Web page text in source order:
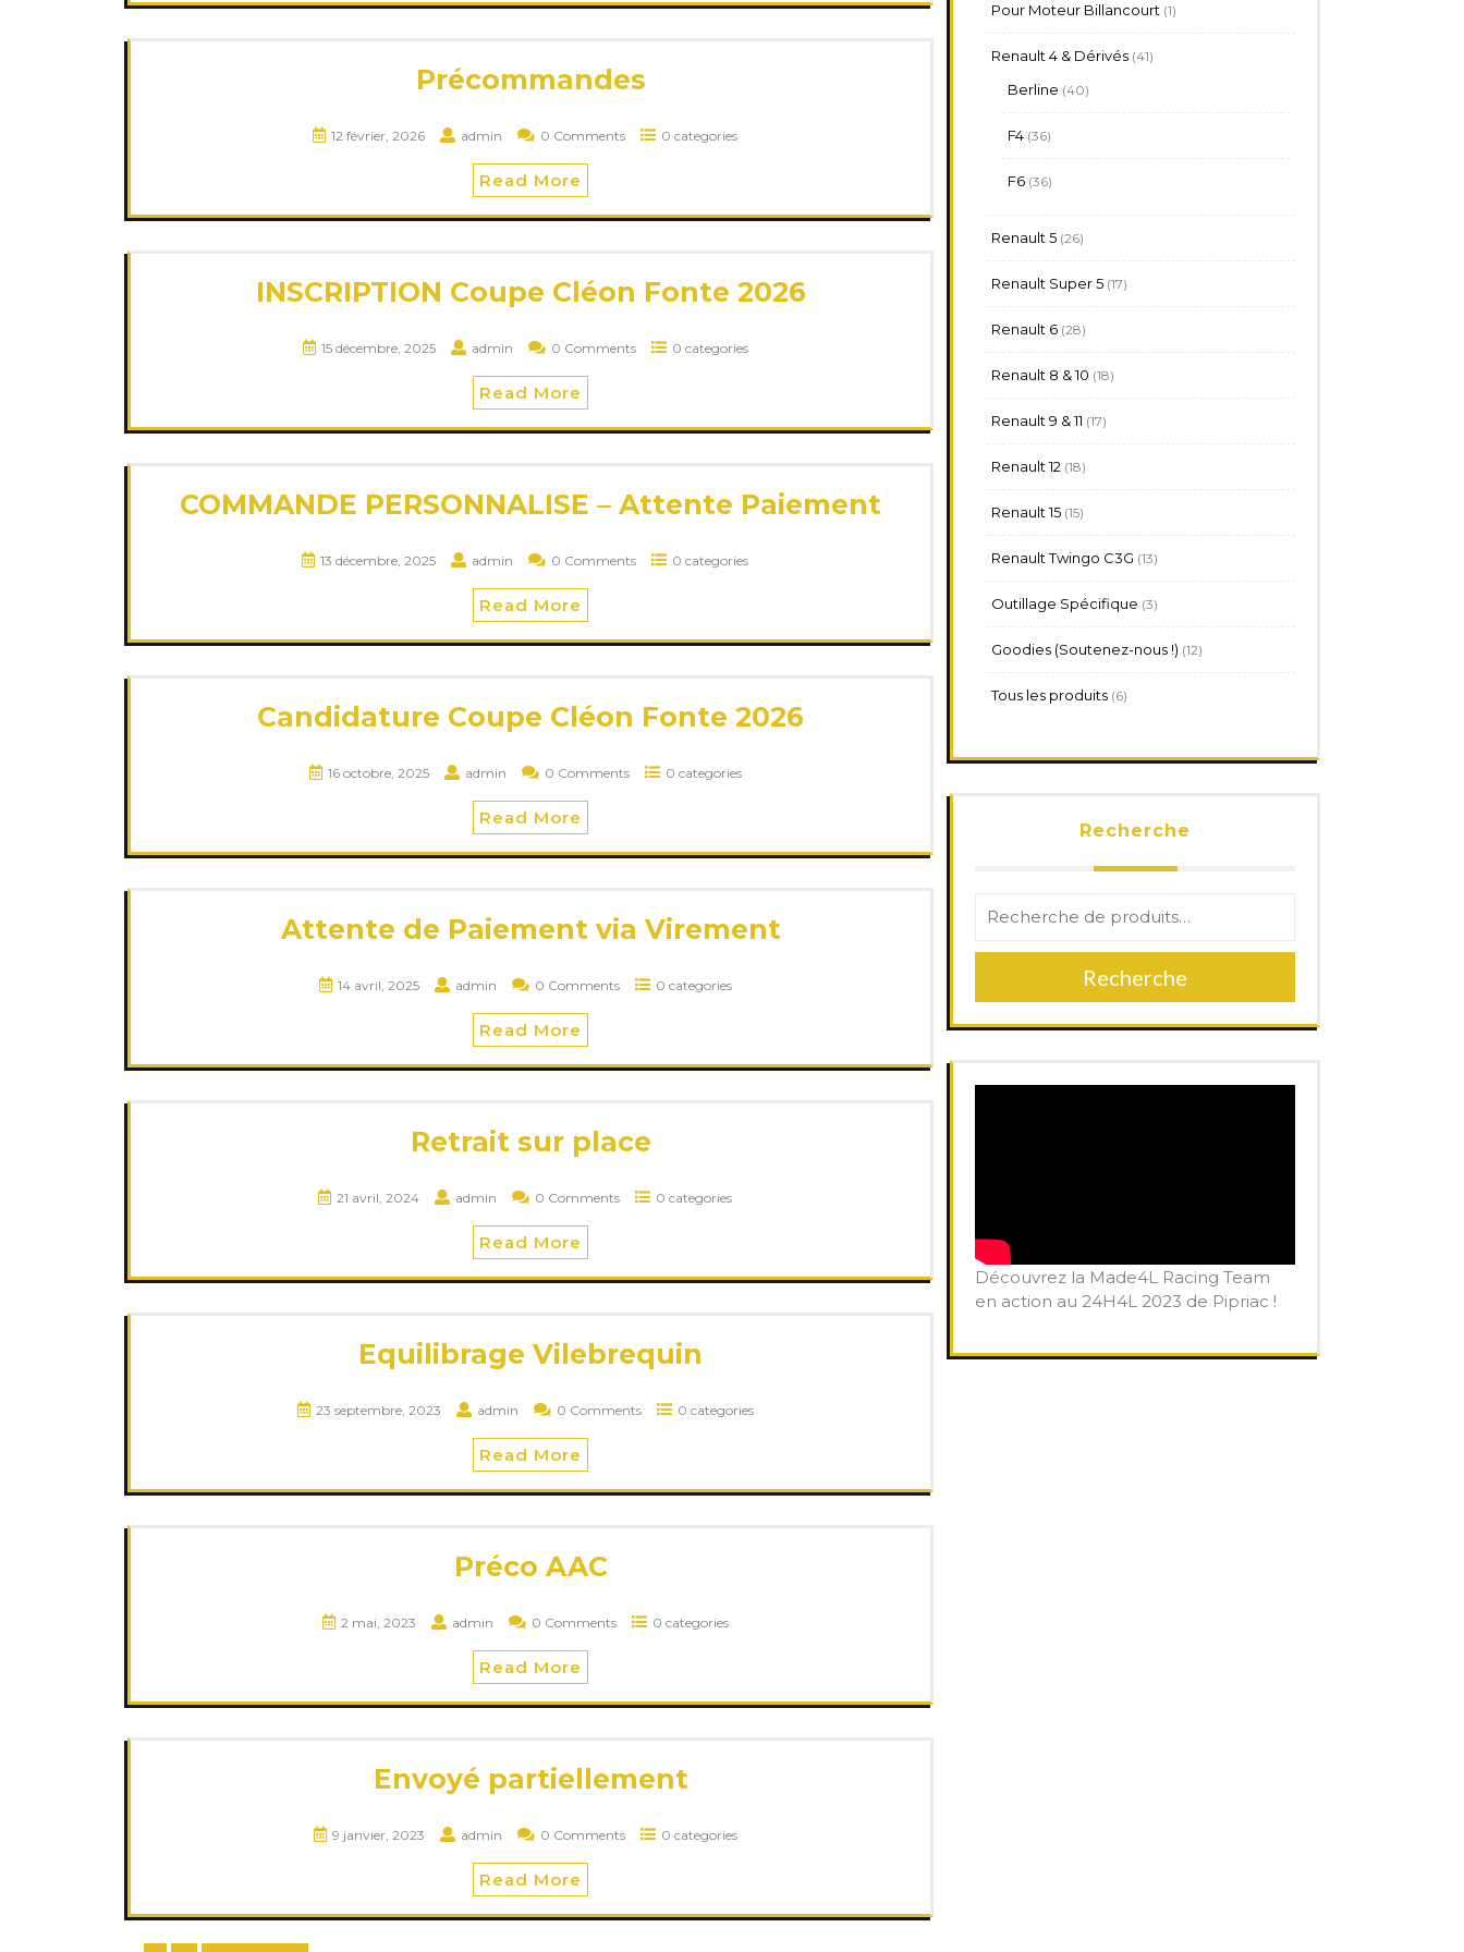
Précommandes
12 février, 2026 admin 0 Comments 0 categories
Read More
INSCRIPTION Coupe Cléon Fonte 2026
15 décembre, 2025 admin 0 Comments 0 categories
Read More
COMMANDE PERSONNALISE – Attente Paiement
13 décembre, 2025 admin 0 Comments 0 categories
Read More
Candidature Coupe Cléon Fonte 2026
16 octobre, 2025 admin 0 Comments 0 categories
Read More
Attente de Paiement via Virement
14 avril, 2025 admin 0 Comments 0 categories
Read More
Retrait sur place
21 avril, 2024 admin 0 Comments 0 categories
Read More
Equilibrage Vilebrequin
23 septembre, 2023 admin 0 Comments 0 categories
Read More
Préco AAC
2 mai, 2023 admin 0 Comments 0 categories
Read More
Envoyé partiellement
9 janvier, 2023 admin 0 Comments 0 categories
Read More
Pour Moteur Billancourt 11
Renault 4 & Dérivés 4141
Berline 4040
F4 3636
F6 3636
Renault 5 2626
Renault Super 5 1717
Renault 6 2828
Renault 8 & 10 1818
Renault 9 & 11 1717
Renault 12 1818
Renault 15 1515
Renault Twingo C3G 1313
Outillage Spécifique 33
Goodies (Soutenez-nous !) 1212
Tous les produits 66
Recherche
Recherche
Découvrez la Made4L Racing Team
en action au 24H4L 2023 de Pipriac !